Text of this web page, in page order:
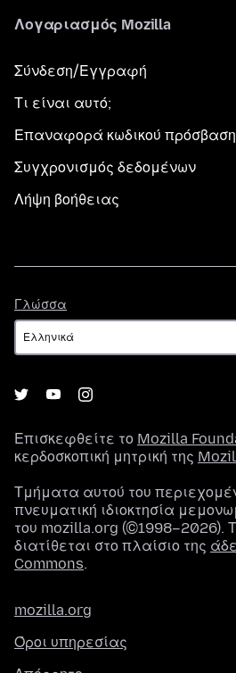
Λογαριασμός Mozilla
Σύνδεση/Εγγραφή
Τι είναι αυτό;
Επαναφορά κωδικού
Συγχρονισμός δεδομένων
Λήψη βοήθειας
Γλώσσα
Επισκεφθείτε το Mozilla
κερδοσκοπική μητρική της
Τμήματα αυτού του
πνευματική ιδιοκτησία
του mozilla.org (©1998–2026).
διατίθεται στο πλαίσιο της
Commons.
mozilla.org
Όροι υπηρεσίας